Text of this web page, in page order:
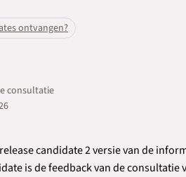
ontvangen?
consultatie
candidate 2 versie van de
is de feedback van de